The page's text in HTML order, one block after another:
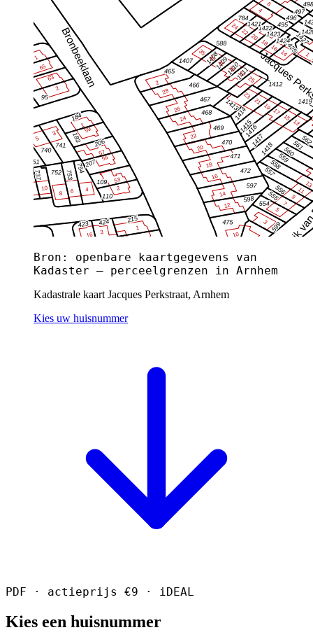
Bron: openbare kaartgegevens van
Kadaster — perceelgrenzen in Arnhem
Kadastrale kaart Jacques Perkstraat, Arnhem
Kies uw huisnummer
PDF · actieprijs €9 · iDEAL
Kies een huisnummer